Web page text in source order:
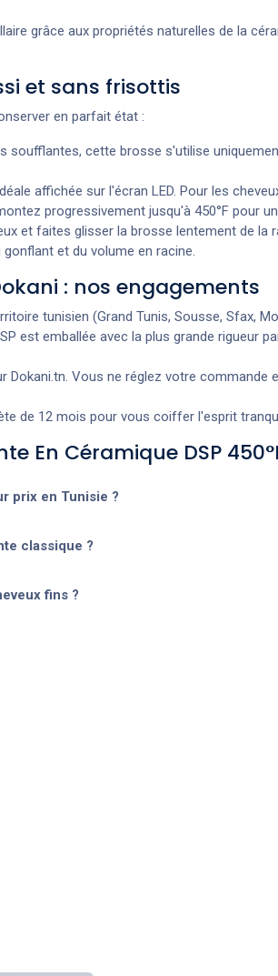
grâce aux propriétés naturelles de la
et sans frisottis
en parfait état :
soufflantes, cette brosse s'utilise
affichée sur l'écran LED. Pour les
progressivement jusqu'à 450°F pour
et faites glisser la brosse lentement de
et du volume en racine.
: nos engagements
tunisien (Grand Tunis, Sousse, Sfax,
est emballée avec la plus grande rigueur
Dokani.tn. Vous ne réglez votre commande
de 12 mois pour vous coiffer l'esprit
En Céramique DSP
prix en Tunisie ?
classique ?
fins ?